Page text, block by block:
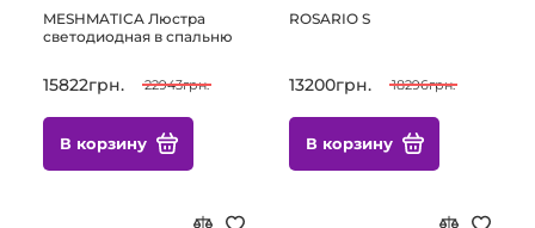
MESHMATICA Люстра
светодиодная в спальню
15822грн. 22943грн.
В корзину
ROSARIO S
13200грн. 18296грн.
В корзину